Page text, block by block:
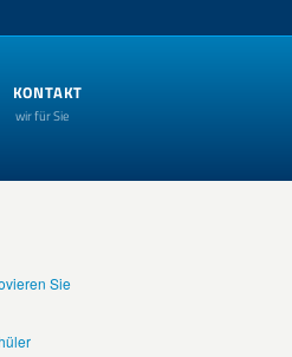
KONTAKT
wir für Sie
Sie